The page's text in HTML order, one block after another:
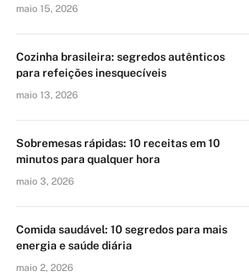
maio 15, 2026
Cozinha brasileira: segredos autênticos
para refeições inesquecíveis
maio 13, 2026
Sobremesas rápidas: 10 receitas em 10
minutos para qualquer hora
maio 3, 2026
Comida saudável: 10 segredos para mais
energia e saúde diária
maio 2, 2026